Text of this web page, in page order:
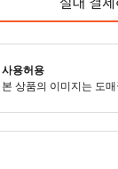
사용허용
본 상품의 이미지는 도